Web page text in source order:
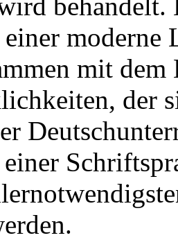
moderne
mit
der